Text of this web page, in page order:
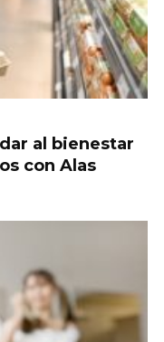
al bienestar
con Alas